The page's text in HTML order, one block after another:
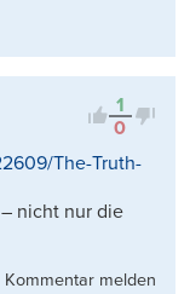
1
0
The-Truth-
nicht nur die
Kommentar melden